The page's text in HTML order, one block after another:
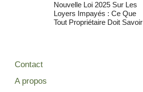
Nouvelle Loi 2025 Sur Les
Loyers Impayés : Ce Que
Tout Propriétaire Doit Savoir
Contact
A propos